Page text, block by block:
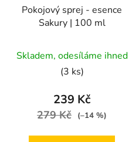
Pokojový sprej - esence
Sakury | 100 ml
hodnocení
produktu
je
5,0
Skladem, odesíláme ihned
(3 ks)
239 Kč
279 Kč (–14 %)